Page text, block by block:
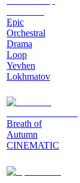
Epic
Orchestral
Drama
Loop
Yevhen
Lokhmatov
Breath of
Autumn
CINEMATIC